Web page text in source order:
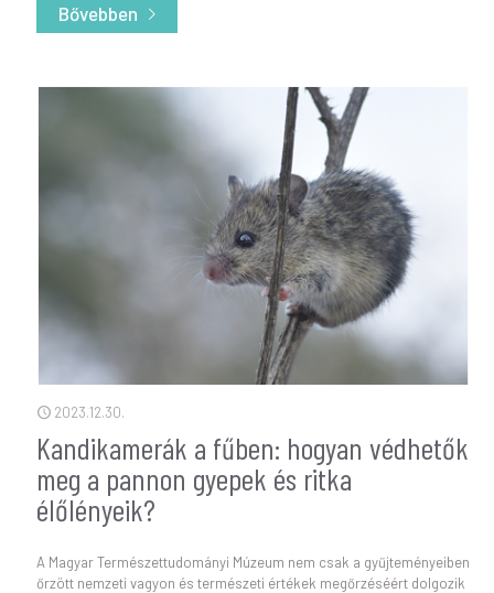
Bővebben
- Ragadozó falevelek és kalapácsfejűek – a
2023.12.30.
Kandikamerák a fűben: hogyan védhetők
meg a pannon gyepek és ritka
élőlényeik?
A Magyar Természettudományi Múzeum nem csak a gyűjteményeiben
őrzött nemzeti vagyon és természeti értékek megőrzéséért dolgozik